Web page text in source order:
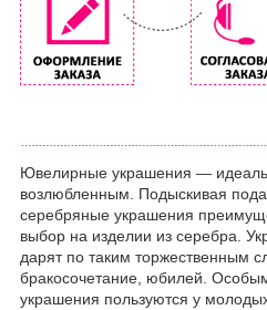
Ювелирные украшения ―
возлюбленным. Подыскивая
серебряные украшения
выбор на изделии из серебра.
дарят по таким торжественным
бракосочетание, юбилей.
украшения пользуются у